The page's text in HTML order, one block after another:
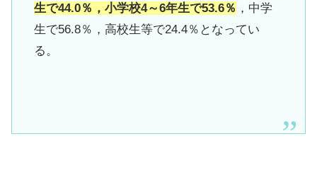
生で44.0％，小学校4～6年生で53.6％ ，中学
生で56.8％，高校生等で24.4％となってい
る。